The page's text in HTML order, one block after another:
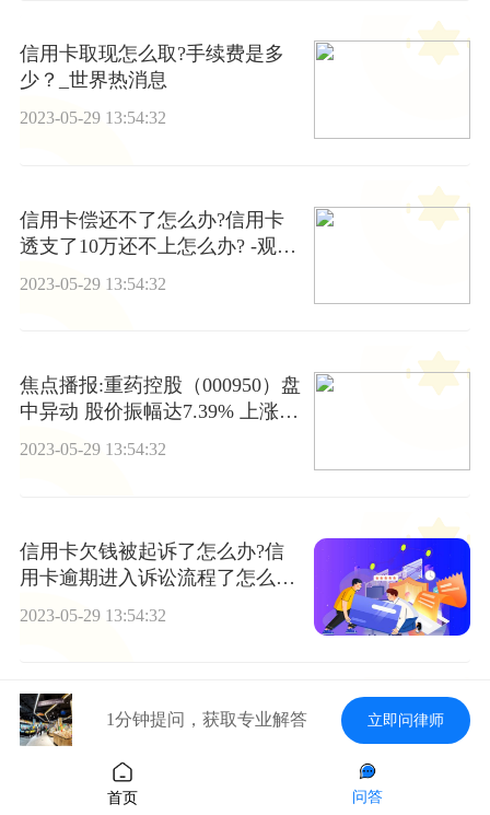
信用卡取现怎么取?手续费是多
少？_世界热消息
2023-05-29 13:54:32
信用卡偿还不了怎么办?信用卡
透支了10万还不上怎么办? -观速
2023-05-29 13:54:32
焦点播报:重药控股（000950）盘
中异动 股价振幅达7.39% 上涨7.
24%（05-29）
2023-05-29 13:54:32
信用卡欠钱被起诉了怎么办?信
用卡逾期进入诉讼流程了怎么
2023-05-29 13:54:32
信用卡和信用卡之间可以相互转
账吗?手续费多少?
2023-05-29 13:54:32
1分钟提问，获取专业解答 立即问律师
首页 问答